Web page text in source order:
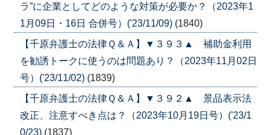
ラ”に企業としてどのような対策が必要か？（2023年1
1月09日・16日 合併号）('23/11/09) (1840)
【千原弁護士の法律Ｑ＆Ａ】▼３９３▲ 補助金利用
を勧誘トークに使うのは問題あり？（2023年11月02日
号）('23/11/02) (1839)
【千原弁護士の法律Ｑ＆Ａ】▼３９２▲ 景品表示法
改正、注意すべき点は？（2023年10月19日号）('23/1
0/23) (1837)